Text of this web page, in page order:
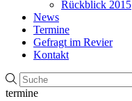
Rückblick 2015
News
Termine
Gefragt im Revier
Kontakt
termine